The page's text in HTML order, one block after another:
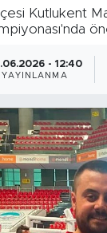
Kutlukent
- 12:40
YAYINLANMA